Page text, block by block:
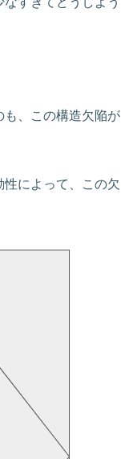
も、この構造欠陥が
によって、この欠